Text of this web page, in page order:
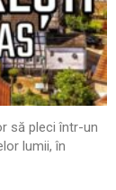
să pleci într-un
lumii, în